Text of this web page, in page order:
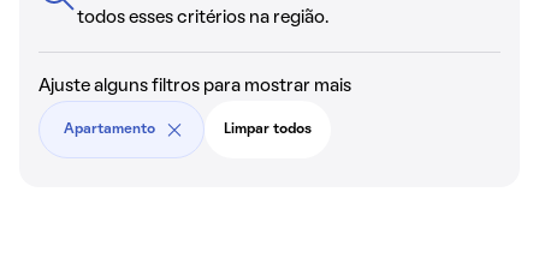
todos esses critérios na região.
Ajuste alguns filtros para mostrar mais
Apartamento Limpar todos